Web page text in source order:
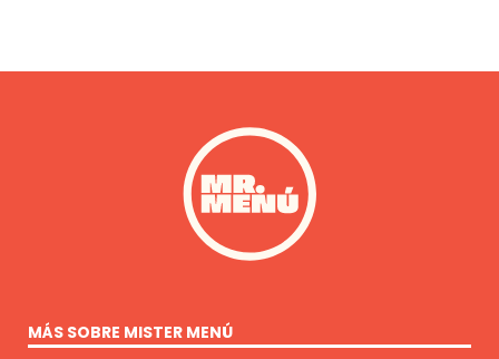
MÁS SOBRE MISTER MENÚ